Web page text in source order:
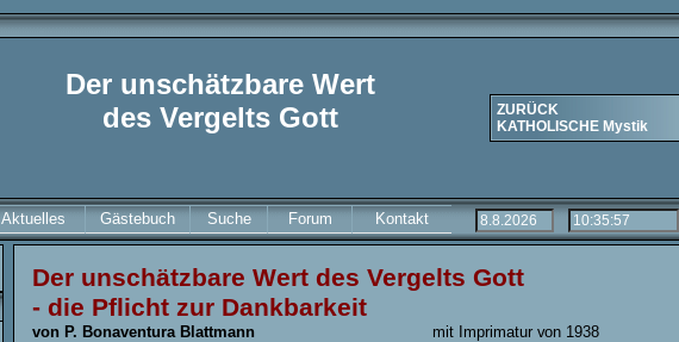
Der unschätzbare Wert
des Vergelts Gott
ZURÜCK
KATHOLISCHE Mystik
Aktuelles Gästebuch Suche Forum Kontakt
Der unschätzbare Wert des Vergelts Gott
- die Pflicht zur Dankbarkeit
von P. Bonaventura Blattmann mit mprimatur von 1938